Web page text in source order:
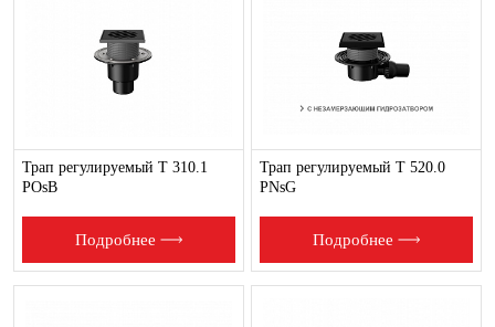
Трап регулируемый T 310.1
POsB
Подробнее
Трап регулируемый T 520.0
PNsG
Подробнее